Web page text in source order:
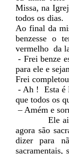
Missa, na
todos os dias.
Ao final da
benzesse o
vermelho da
- Frei benze
para ele e
Frei completou
- Ah ! Esta é
que todos os
– Amém e
Ele ainda
agora são
dizer para
sacramentais,